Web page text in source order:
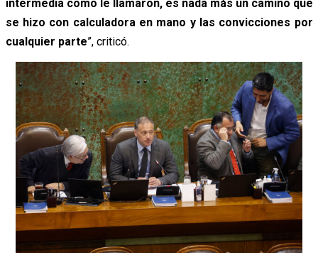
intermedia como le llamaron, es nada más un camino que
se hizo con calculadora en mano y las convicciones por
cualquier parte”, criticó.